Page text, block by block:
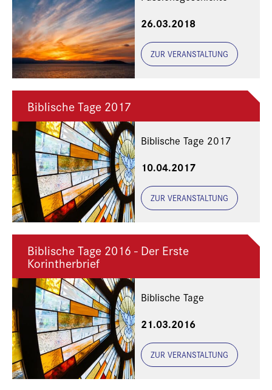
26.03.2018
ZUR VERANSTALTUNG
Biblische Tage 2017
Biblische Tage 2017
10.04.2017
ZUR VERANSTALTUNG
Biblische Tage 2016 - Der Erste
Korintherbrief
Biblische Tage
21.03.2016
ZUR VERANSTALTUNG